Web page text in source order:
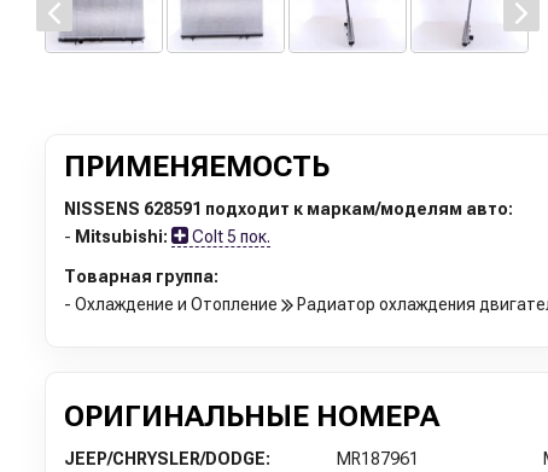
ПРИМЕНЯЕМОСТЬ
NISSENS 628591 подходит к маркам/моделям авто:
- Mitsubishi: Colt 5 пок.
Товарная группа:
- Охлаждение и Отопление
Радиатор охлаждения
ОРИГИНАЛЬНЫЕ НОМЕРА
JEEP/CHRYSLER/DODGE: MR187961